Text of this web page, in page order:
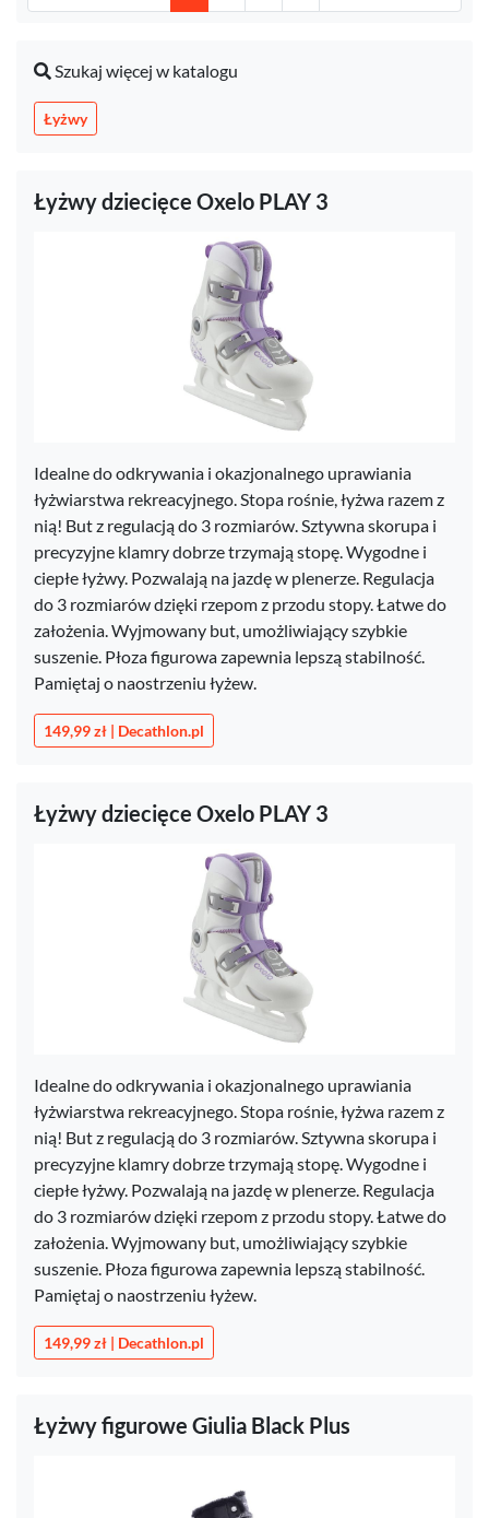
Szukaj więcej w katalogu
Łyżwy
Łyżwy dziecięce Oxelo PLAY 3
Idealne do odkrywania i okazjonalnego uprawiania
łyżwiarstwa rekreacyjnego. Stopa rośnie, łyżwa razem z
nią! But z regulacją do 3 rozmiarów. Sztywna skorupa i
precyzyjne klamry dobrze trzymają stopę. Wygodne i
ciepłe łyżwy. Pozwalają na jazdę w plenerze. Regulacja
do 3 rozmiarów dzięki rzepom z przodu stopy. Łatwe do
założenia. Wyjmowany but, umożliwiający szybkie
suszenie. Płoza figurowa zapewnia lepszą stabilność.
Pamiętaj o naostrzeniu łyżew.
149,99 zł | Decathlon.pl
Łyżwy dziecięce Oxelo PLAY 3
Idealne do odkrywania i okazjonalnego uprawiania
łyżwiarstwa rekreacyjnego. Stopa rośnie, łyżwa razem z
nią! But z regulacją do 3 rozmiarów. Sztywna skorupa i
precyzyjne klamry dobrze trzymają stopę. Wygodne i
ciepłe łyżwy. Pozwalają na jazdę w plenerze. Regulacja
do 3 rozmiarów dzięki rzepom z przodu stopy. Łatwe do
założenia. Wyjmowany but, umożliwiający szybkie
suszenie. Płoza figurowa zapewnia lepszą stabilność.
Pamiętaj o naostrzeniu łyżew.
149,99 zł | Decathlon.pl
Łyżwy figurowe Giulia Black Plus